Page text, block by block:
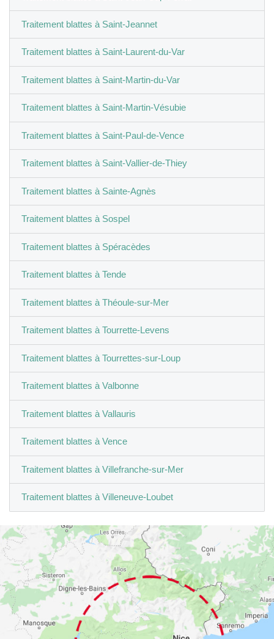
Traitement blattes à Saint-Jeannet
Traitement blattes à Saint-Laurent-du-Var
Traitement blattes à Saint-Martin-du-Var
Traitement blattes à Saint-Martin-Vésubie
Traitement blattes à Saint-Paul-de-Vence
Traitement blattes à Saint-Vallier-de-Thiey
Traitement blattes à Sainte-Agnès
Traitement blattes à Sospel
Traitement blattes à Spéracèdes
Traitement blattes à Tende
Traitement blattes à Théoule-sur-Mer
Traitement blattes à Tourrette-Levens
Traitement blattes à Tourrettes-sur-Loup
Traitement blattes à Valbonne
Traitement blattes à Vallauris
Traitement blattes à Vence
Traitement blattes à Villefranche-sur-Mer
Traitement blattes à Villeneuve-Loubet